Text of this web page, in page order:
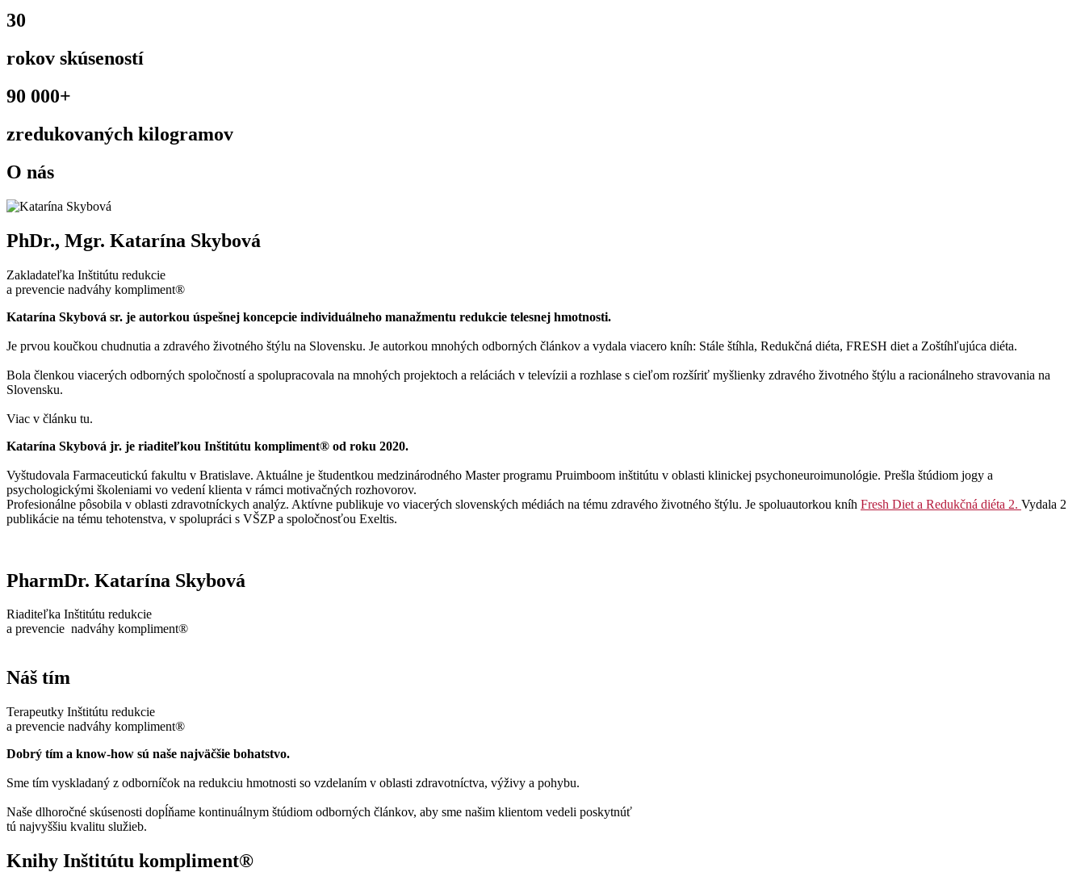
30
rokov skúseností
90 000+
zredukovaných kilogramov
O nás
PhDr., Mgr. Katarína Skybová
Zakladateľka Inštitútu redukcie
a prevencie nadváhy kompliment®
Katarína Skybová sr. je autorkou úspešnej koncepcie individuálneho manažmentu redukcie telesnej hmotnosti.
Je prvou koučkou chudnutia a zdravého životného štýlu na Slovensku. Je autorkou mnohých odborných článkov a vydala viacero kníh: Stále štíhla, Redukčná diéta, FRESH diet a Zoštíhľujúca diéta.
Bola členkou viacerých odborných spoločností a spolupracovala na mnohých projektoch a reláciách v televízii a rozhlase s cieľom rozšíriť myšlienky zdravého životného štýlu a racionálneho stravovania na
Slovensku.
Viac v článku tu.
Katarína Skybová jr. je riaditeľkou Inštitútu kompliment® od roku 2020.
Vyštudovala Farmaceutickú fakultu v Bratislave. Aktuálne je študentkou medzinárodného Master programu Pruimboom inštitútu v oblasti klinickej psychoneuroimunológie. Prešla štúdiom jogy a
psychologickými školeniami vo vedení klienta v rámci motivačných rozhovorov.
Profesionálne pôsobila v oblasti zdravotníckych analýz. Aktívne publikuje vo viacerých slovenských médiách na tému zdravého životného štýlu. Je spoluautorkou kníh Fresh Diet a Redukčná diéta 2. Vydala 2
publikácie na tému tehotenstva, v spolupráci s VŠZP a spoločnosťou Exeltis.
PharmDr. Katarína Skybová
Riaditeľka Inštitútu redukcie
a prevencie nadváhy kompliment®
Náš tím
Terapeutky Inštitútu redukcie
a prevencie nadváhy kompliment®
Dobrý tím a know-how sú naše najväčšie bohatstvo.
Sme tím vyskladaný z odborníčok na redukciu hmotnosti so vzdelaním v oblasti zdravotníctva, výživy a pohybu.
Naše dlhoročné skúsenosti dopĺňame kontinuálnym štúdiom odborných článkov, aby sme našim klientom vedeli poskytnúť
tú najvyššiu kvalitu služieb.
Knihy Inštitútu kompliment®